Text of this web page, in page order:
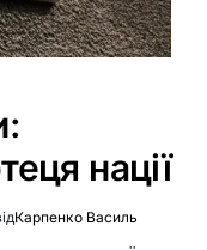
нації
Карпенко Василь